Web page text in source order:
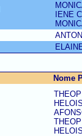
IENE
Nome